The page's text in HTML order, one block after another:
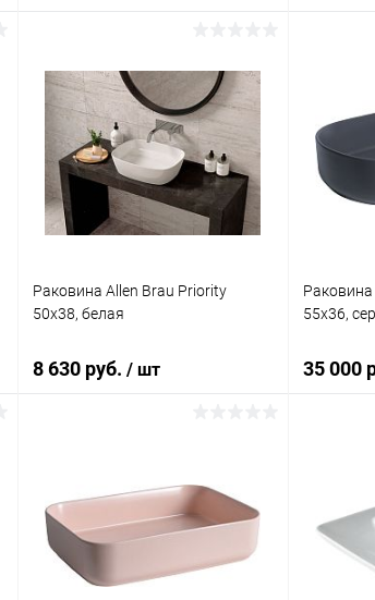
В корзину
Купить в 1 клик Сравнение
В избранное Под заказ
Купить
Раковина Allen Brau Priority
50x38, белая
8 630 руб. / шт
Купить в 1 клик Сравнение
В избранное Под заказ
Раковина
55x36,
35 000
Купить
В